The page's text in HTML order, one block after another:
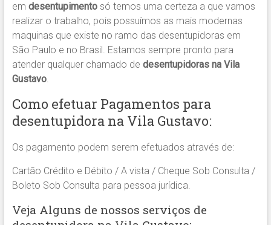
em desentupimentosó temos uma certeza a que vamos
realizar o trabalho, pois possuímos as mais modernas
maquinas que existe no ramo das desentupidoras em
São Paulo e no Brasil. Estamos sempre pronto para
atender qualquer chamado de desentupidoras na Vila
Gustavo.
Como efetuar Pagamentos para
desentupidora na Vila Gustavo:
Os pagamento podem serem efetuados através de:
Cartão Crédito e Débito / A vista / Cheque Sob Consulta /
Boleto Sob Consulta para pessoa jurídica.
Veja Alguns de nossos serviços de